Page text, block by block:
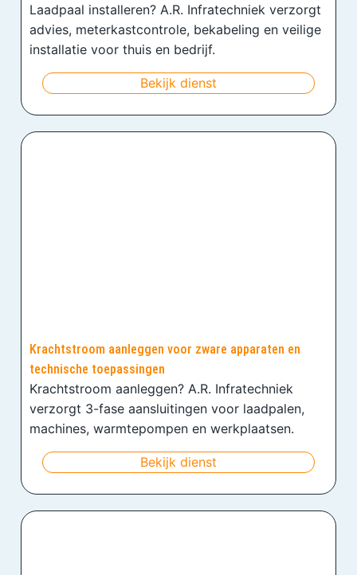
Laadpaal installeren? A.R. Infratechniek verzorgt
advies, meterkastcontrole, bekabeling en veilige
installatie voor thuis en bedrijf.
Bekijk dienst
Krachtstroom aanleggen voor zware apparaten en
technische toepassingen
Krachtstroom aanleggen? A.R. Infratechniek
verzorgt 3-fase aansluitingen voor laadpalen,
machines, warmtepompen en werkplaatsen.
Bekijk dienst